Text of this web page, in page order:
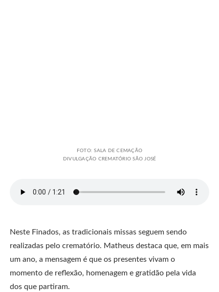
FOTO: SALA DE CEMAÇÃO
DIVULGAÇÃO CREMATÓRIO SÃO JOSÉ
Neste Finados, as tradicionais missas seguem sendo
realizadas pelo crematório. Matheus destaca que, em mais
um ano, a mensagem é que os presentes vivam o
momento de reflexão, homenagem e gratidão pela vida
dos que partiram.